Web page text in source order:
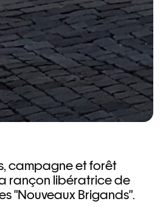
campagne et forêt
rançon libératrice de
"Nouveaux Brigands".